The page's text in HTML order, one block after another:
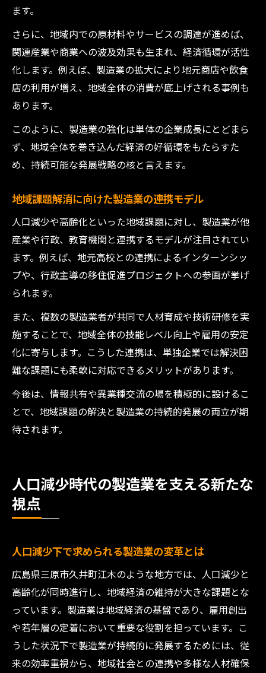
ます。
さらに、地域内での原材料やサービスの調達が進めば、
関連産業や商業への波及効果も生まれ、経済循環が活性
化します。例えば、製造業の拡大により地元商店や飲食
店の利用が増え、地域全体の消費が底上げされる事例も
あります。
このように、製造業の強化は単体の企業成長にとどまら
ず、地域全体を巻き込んだ経済の好循環をもたらすた
め、持続可能な発展戦略の核と言えます。
地域課題解消に向けた製造業の連携モデル
人口減少や高齢化といった地域課題に対し、製造業が他
産業や行政、教育機関と連携するモデルが注目されてい
ます。例えば、地元高校との連携によるインターンシッ
プや、行政主導の移住促進プロジェクトへの参画が挙げ
られます。
また、複数の製造業者が共同で人材育成や技術研修を実
施することで、地域全体の技能レベル向上や雇用の安定
化に寄与します。こうした連携は、単独企業では解決困
難な課題にも柔軟に対応できるメリットがあります。
今後は、情報共有や異業種交流の場を積極的に設けるこ
とで、地域課題の解決と製造業の持続的発展の両立が期
待されます。
人口減少時代の製造業を支える新たな
視点
人口減少下で求められる製造業の変革とは
広島県三原市久井町江木のような地方では、人口減少と
高齢化が同時進行し、地域経済の維持が大きな課題とな
っています。製造業は地域経済の基盤であり、雇用創出
や若年層の定着において重要な役割を担っています。こ
うした状況下で製造業が持続的に発展するためには、従
来の効率重視から、地域社会との連携や多様な人材確保